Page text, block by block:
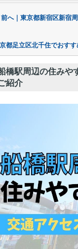
へ｜東京都新宿区新宿
都足立区北千住でおす
橋駅周辺の住みや
紹介